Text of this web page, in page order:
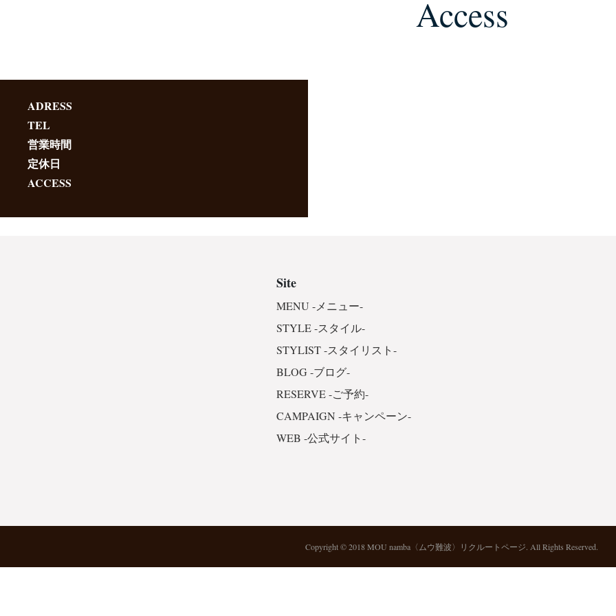
Access
ADRESS
TEL
営業時間
定休日
ACCESS
Site
MENU -メニュー-
STYLE -スタイル-
STYLIST -スタイリスト-
BLOG -ブログ-
RESERVE -ご予約-
CAMPAIGN -キャンペーン-
WEB -公式サイト-
Copyright © 2018 MOU namba〈ムウ難波〉リクルートページ. All Rights Reserved.